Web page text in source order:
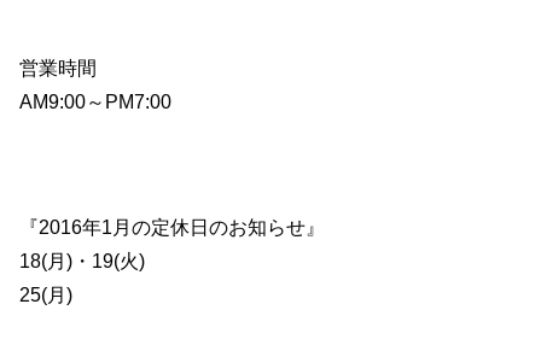
営業時間
AM9:00～PM7:00
『2016年1月の定休日のお知らせ』
18(月)・19(火)
25(月)